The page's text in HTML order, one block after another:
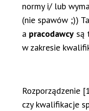
normy i/ lub
(nie spawów ;))
a pracodawcy są
w zakresie
Rozporządzenie
czy kwalifikacje